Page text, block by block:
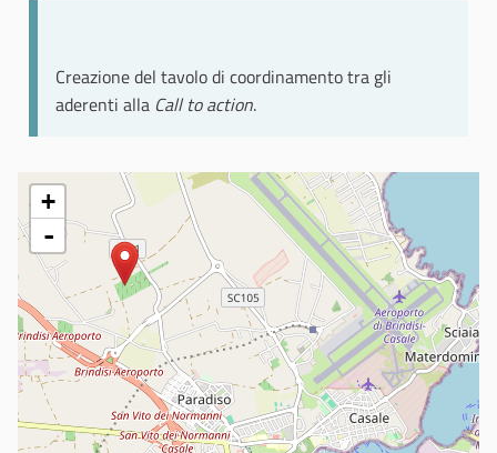
Creazione del tavolo di coordinamento tra gli
aderenti alla Call to action.
+
-